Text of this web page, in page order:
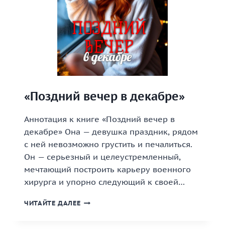
«Поздний вечер в декабре»
Аннотация к книге «Поздний вечер в
декабре» Она — девушка праздник, рядом
с ней невозможно грустить и печалиться.
Он — серьезный и целеустремленный,
мечтающий построить карьеру военного
хирурга и упорно следующий к своей…
ЧИТАЙТЕ ДАЛЕЕ «ПОЗДНИЙ